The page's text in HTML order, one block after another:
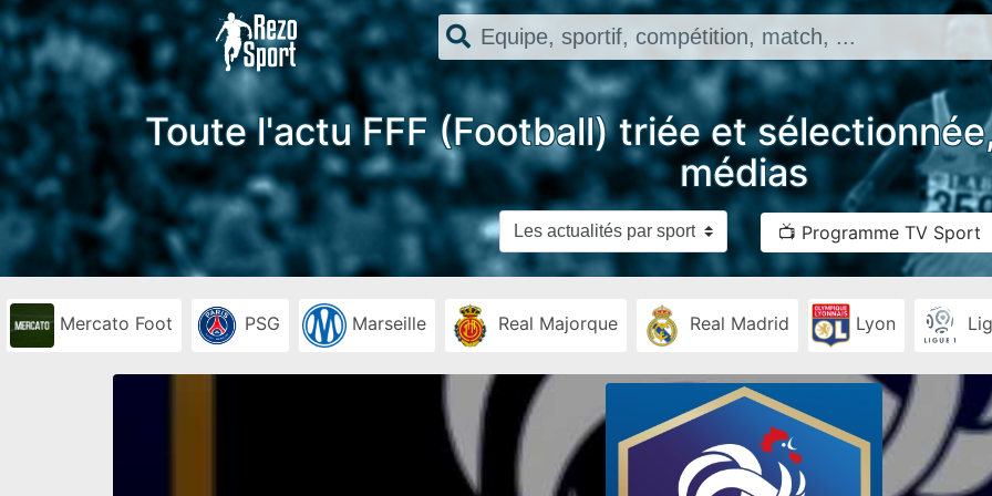
Toute l'actu FFF (Football) triée et
médias
📺 Programme TV Sport
Mercato Foot PSG Marseille Real Majorque Real Madrid Lyon